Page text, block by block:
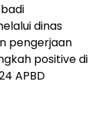
dinas
pengerjaan
positive di
APBD